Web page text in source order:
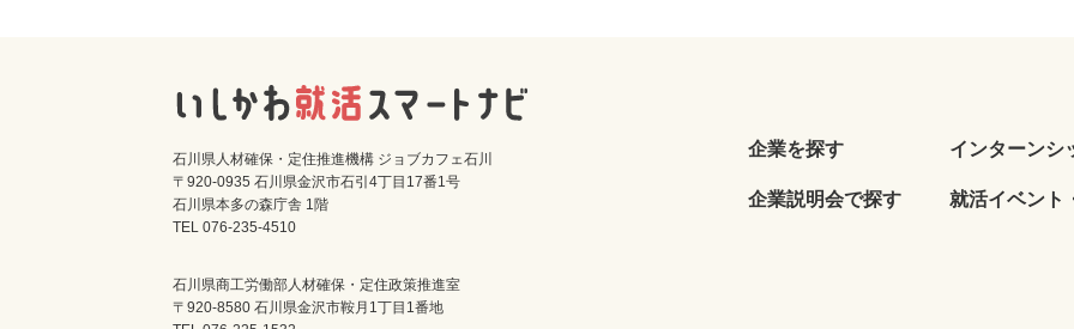
石川県人材確保・定住推進機構 ジョブカフェ石川
〒920-0935 石川県金沢市石引4丁目17番1号
石川県本多の森庁舎 1階
TEL 076-235-4510
石川県商工労働部人材確保・定住政策推進室
〒920-8580 石川県金沢市鞍月1丁目1番地
企業を探す
企業説明会で探す
インターンシ
就活イベント